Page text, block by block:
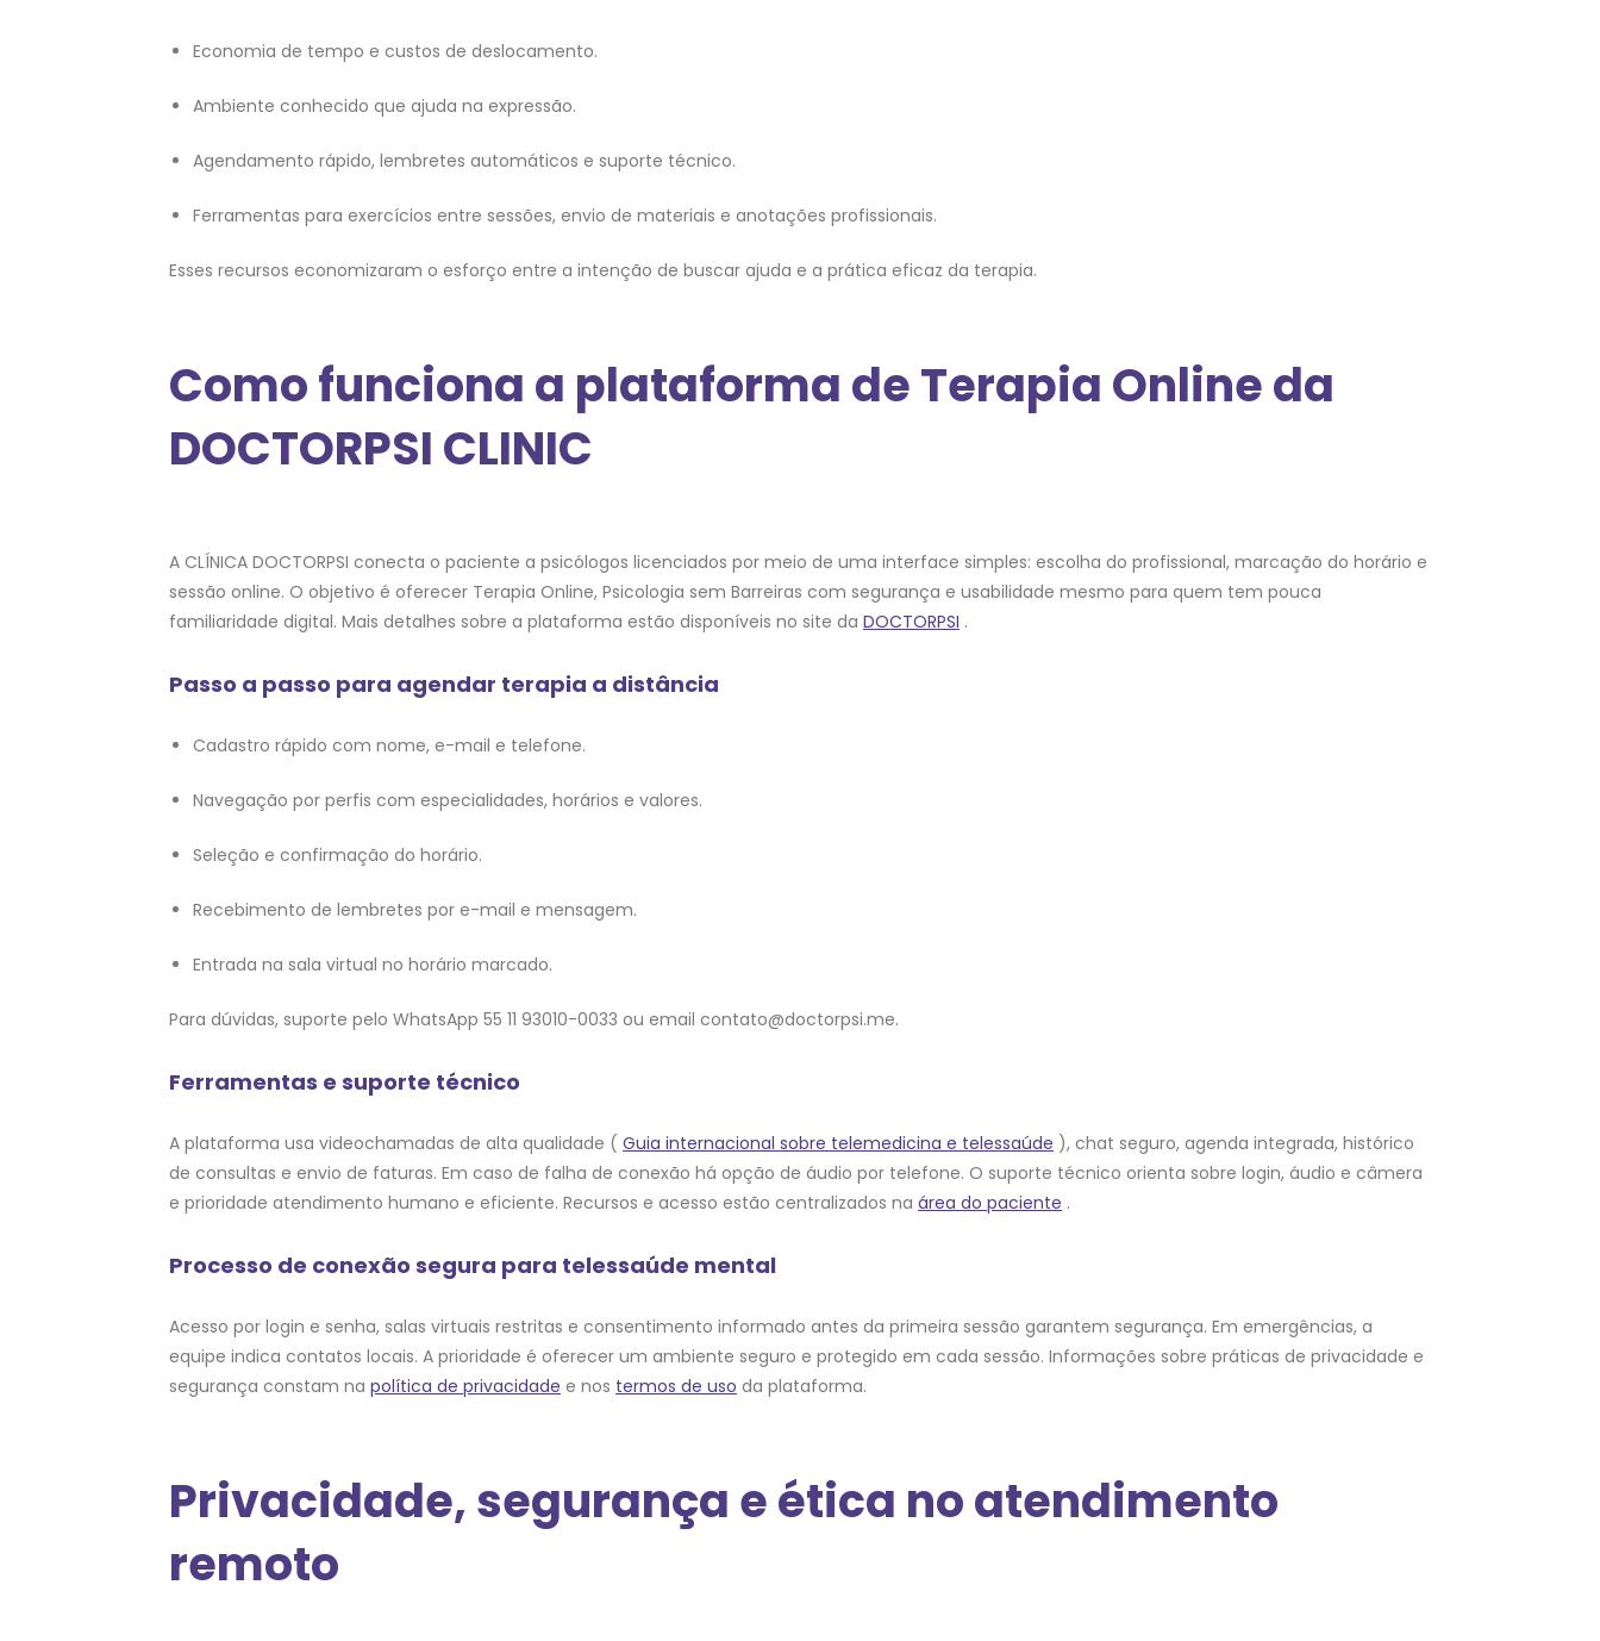
Economia de tempo e custos de deslocamento.
Ambiente conhecido que ajuda na expressão.
Agendamento rápido, lembretes automáticos e suporte técnico.
Ferramentas para exercícios entre sessões, envio de materiais e anotações profissionais.
Esses recursos economizaram o esforço entre a intenção de buscar ajuda e a prática eficaz da terapia.
Como funciona a plataforma de Terapia Online da
DOCTORPSI CLINIC
A CLÍNICA DOCTORPSI conecta o paciente a psicólogos licenciados por meio de uma interface simples: escolha do profissional, marcação do horário e
sessão online. O objetivo é oferecer Terapia Online, Psicologia sem Barreiras com segurança e usabilidade mesmo para quem tem pouca
familiaridade digital. Mais detalhes sobre a plataforma estão disponíveis no site da DOCTORPSI .
Passo a passo para agendar terapia a distância
Cadastro rápido com nome, e-mail e telefone.
Navegação por perfis com especialidades, horários e valores.
Seleção e confirmação do horário.
Recebimento de lembretes por e-mail e mensagem.
Entrada na sala virtual no horário marcado.
Para dúvidas, suporte pelo WhatsApp 55 11 93010-0033 ou email contato@doctorpsi.me.
Ferramentas e suporte técnico
A plataforma usa videochamadas de alta qualidade ( Guia internacional sobre telemedicina e telessaúde ), chat seguro, agenda integrada, histórico
de consultas e envio de faturas. Em caso de falha de conexão há opção de áudio por telefone. O suporte técnico orienta sobre login, áudio e câmera
e prioridade atendimento humano e eficiente. Recursos e acesso estão centralizados na área do paciente .
Processo de conexão segura para telessaúde mental
Acesso por login e senha, salas virtuais restritas e consentimento informado antes da primeira sessão garantem segurança. Em emergências, a
equipe indica contatos locais. A prioridade é oferecer um ambiente seguro e protegido em cada sessão. Informações sobre práticas de privacidade e
segurança constam na política de privacidade e nos termos de uso da plataforma.
Privacidade, segurança e ética no atendimento
remoto